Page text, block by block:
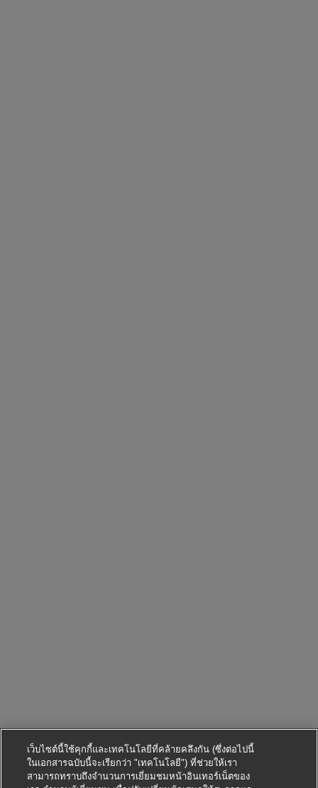
เว็บไซต์นี้ใช้คุกกี้และเทคโนโลยีที่คล้ายคลึงกัน (ซึ่งต่อไปนี้
ในเอกสารฉบับนี้จะเรียกว่า "เทคโนโลยี") ที่ช่วยให้เรา
สามารถทราบถึงจำนวนการเยี่ยมชมหน้าอินเทอร์เน็ตของ